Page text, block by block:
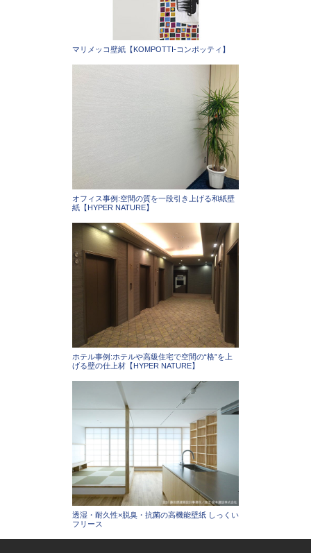
マリメッコ壁紙【KOMPOTTI-コンポッティ】
オフィス事例:空間の質を一段引き上げる和紙壁
紙【HYPER NATURE】
ホテル事例:ホテルや高級住宅で空間の“格”を上
げる壁の仕上材【HYPER NATURE】
透湿・耐久性×脱臭・抗菌の高機能壁紙 しっくい
フリース